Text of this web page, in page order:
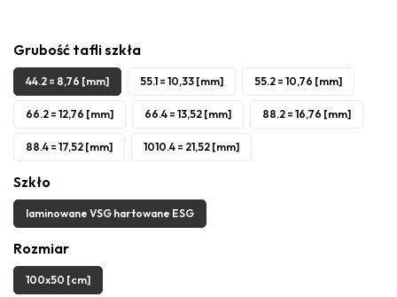
Grubość tafli szkła
44.2 = 8,76 [mm] 55.1 = 10,33 [mm] 55.2 = 10,76 [mm]
66.2 = 12,76 [mm] 66.4 = 13,52 [mm] 88.2 = 16,76 [mm]
88.4 = 17,52 [mm] 1010.4 = 21,52 [mm]
Szkło
laminowane VSG hartowane ESG
Rozmiar
100x50 [cm]